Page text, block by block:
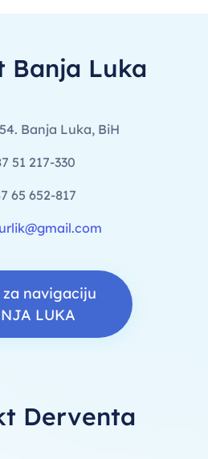
Banja Luka
Banja Luka, BiH
51 217-330
65 652-817
navigaciju
LUKA
Derventa